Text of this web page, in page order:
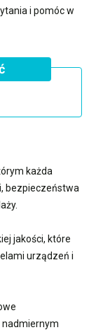
i pomóc w
każda
bezpieczeństwa
jakości, które
urządzeń i
nadmiernym